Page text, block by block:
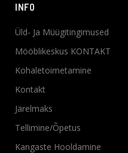
INFO
Üld- Ja Müügitingimused
Mööblikeskus KONTAKT
Kohaletoimetamine
Kontakt
Järelmaks
Tellimine/Õpetus
Kangaste Hooldamine